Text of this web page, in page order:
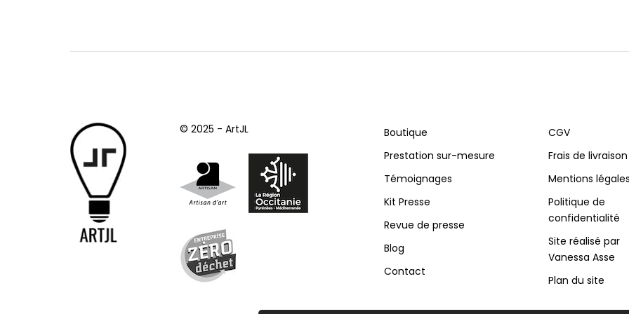
© 2025 - ArtJL
Boutique
Prestation sur-mesure
Témoignages
Kit Presse
Revue de presse
Blog
Contact
CGV
Frais de livraison
Mentions
Politique de
confidentialité
Site réalisé par
Vanessa Asse
Plan du site